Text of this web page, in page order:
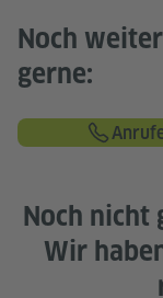
Noch
gerne:
Noch nicht
Wir